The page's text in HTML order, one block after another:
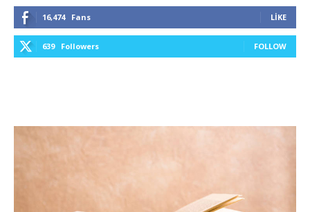
16,474 Fans LIKE
639 Followers FOLLOW